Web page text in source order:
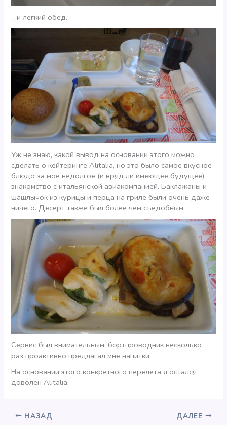
…и легкий обед.
Уж не знаю, какой вывод на основании этого можно
сделать о кейтеринге Alitalia, но это было самое вкусное
блюдо за мое недолгое (и вряд ли имеющее будущее)
знакомство с итальянской авиакомпанией. Баклажаны и
шашлычок из курицы и перца на гриле были очень даже
ничего. Десерт также был более чем съедобным.
Сервис был внимательным; бортпроводник несколько
раз проактивно предлагал мне напитки.
На основании этого конкретного перелета я остался
доволен Alitalia.
НАЗАД ДАЛЕЕ